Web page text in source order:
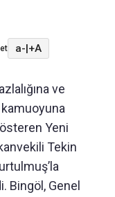
a-|+A
ve
Yeni
Tekin
Genel